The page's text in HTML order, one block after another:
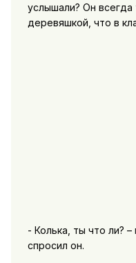
услышали? Он всегда
деревяшкой, что в
- Колька, ты что ли?
спросил он.